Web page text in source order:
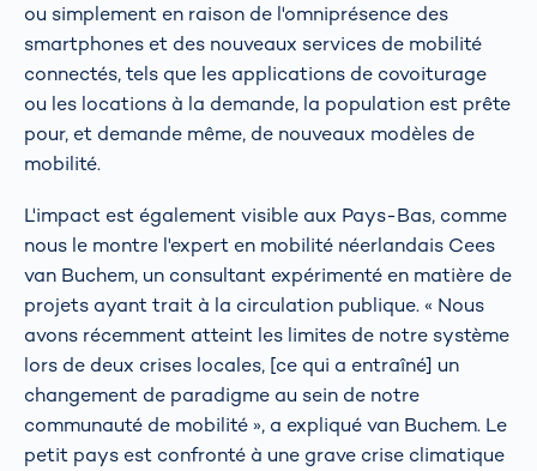
ou simplement en raison de l'omniprésence des
smartphones et des nouveaux services de mobilité
connectés, tels que les applications de covoiturage
ou les locations à la demande, la population est prête
pour, et demande même, de nouveaux modèles de
mobilité.
L'impact est également visible aux Pays-Bas, comme
nous le montre l'expert en mobilité néerlandais Cees
van Buchem, un consultant expérimenté en matière de
projets ayant trait à la circulation publique. « Nous
avons récemment atteint les limites de notre système
lors de deux crises locales, [ce qui a entraîné] un
changement de paradigme au sein de notre
communauté de mobilité », a expliqué van Buchem. Le
petit pays est confronté à une grave crise climatique